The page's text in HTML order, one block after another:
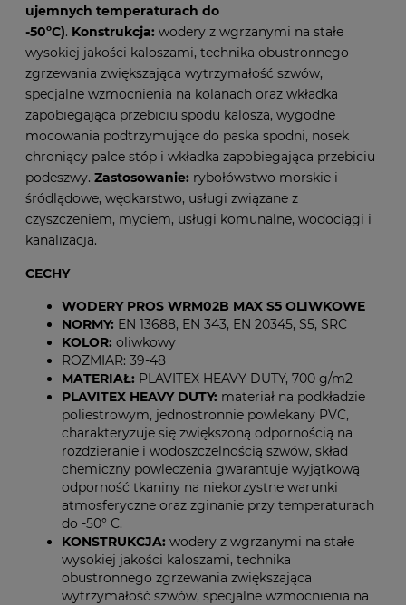
ujemnych temperaturach do
-50ºC). Konstrukcja: wodery z wgrzanymi na stałe
wysokiej jakości kaloszami, technika obustronnego
zgrzewania zwiększająca wytrzymałość szwów,
specjalne wzmocnienia na kolanach oraz wkładka
zapobiegająca przebiciu spodu kalosza, wygodne
mocowania podtrzymujące do paska spodni, nosek
chroniący palce stóp i wkładka zapobiegająca przebiciu
podeszwy. Zastosowanie: rybołówstwo morskie i
śródlądowe, wędkarstwo, usługi związane z
czyszczeniem, myciem, usługi komunalne, wodociągi i
kanalizacja.
CECHY
WODERY PROS WRM02B MAX S5 OLIWKOWE
NORMY: EN 13688, EN 343, EN 20345, S5, SRC
KOLOR: oliwkowy
ROZMIAR: 39-48
MATERIAŁ: PLAVITEX HEAVY DUTY, 700 g/m2
PLAVITEX HEAVY DUTY: materiał na podkładzie
poliestrowym, jednostronnie powlekany PVC,
charakteryzuje się zwiększoną odpornością na
rozdzieranie i wodoszczelnością szwów, skład
chemiczny powleczenia gwarantuje wyjątkową
odporność tkaniny na niekorzystne warunki
atmosferyczne oraz zginanie przy temperaturach
do -50° C.
KONSTRUKCJA: wodery z wgrzanymi na stałe
wysokiej jakości kaloszami, technika
obustronnego zgrzewania zwiększająca
wytrzymałość szwów, specjalne wzmocnienia na